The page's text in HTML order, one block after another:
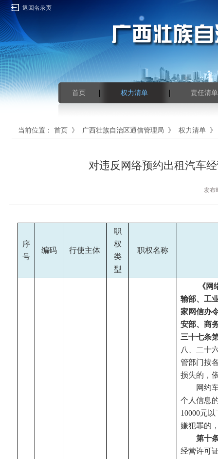
返回名录页
首页 权力清单 责任清单
当前位置： 首页 》 广西壮族自治区通信管理局 》 权力清单 》
对违反网络预约出租汽车
发
序
号
编码 行使主体
职
权
类
型
职权名称
《网
输部、工
家网信办
安部、商
三十七条
八、二十
管部门按
损失的，
网约
个人信息
10000元
嫌犯罪的
第十
经营许可